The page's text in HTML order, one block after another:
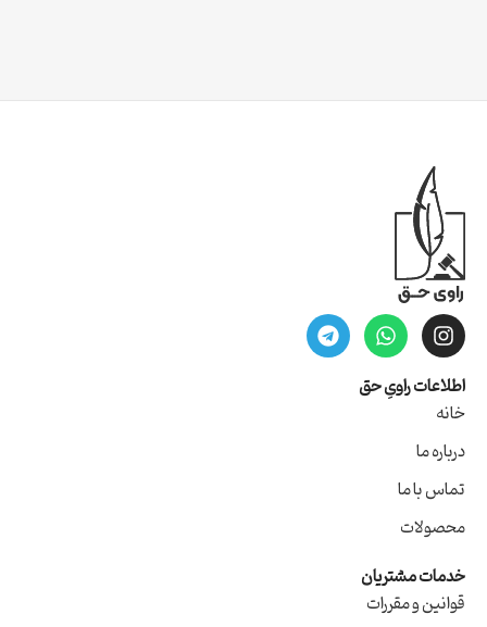
اطلاعات راویِ حق
خانه
درباره ما
تماس با ما
محصولات
خدمات مشتریان
قوانین و مقررات